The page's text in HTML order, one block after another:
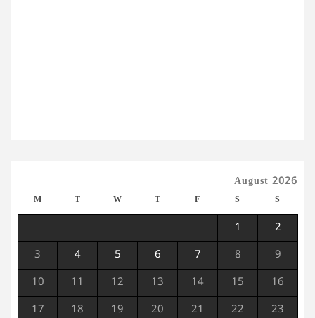
August 2026
M T W T F S S
1 2
3 4 5 6 7 8 9
10 11 12 13 14 15 16
17 18 19 20 21 22 23